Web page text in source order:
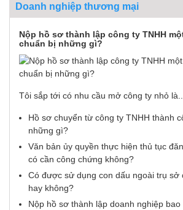
Doanh nghiệp thương mại
Nộp hồ sơ thành lập công ty TNHH
chuẩn bị những gì?
Tôi sắp tới có nhu cầu mở công ty nhỏ là...
Hồ sơ chuyển từ công ty TNHH thành
những gì?
Văn bản ủy quyền thực hiện thủ tục
có cần công chứng không?
Có được sử dụng con dấu ngoài trụ sở
hay không?
Nộp hồ sơ thành lập doanh nghiệp